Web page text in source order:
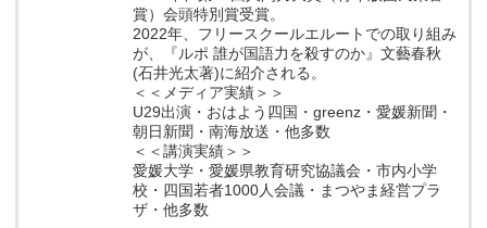
賞）会頭特別賞受賞。
2022年、フリースクールエルートでの取り組み
が、『ルポ 誰が国語力を殺すのか』文藝春秋
(石井光太著)に紹介される。
＜＜メディア実績＞＞
U29出演・おはよう四国・greenz・愛媛新聞・
朝日新聞・南海放送・他多数
＜＜講演実績＞＞
愛媛大学・愛媛県教育研究協議会・市内小学
校・四国若者1000人会議・まつやま経営プラ
ザ・他多数